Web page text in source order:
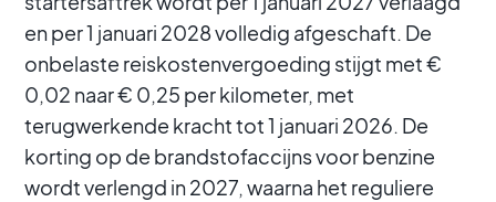
en per 1 januari 2028 volledig afgeschaft. De
onbelaste reiskostenvergoeding stijgt met €
0,02 naar € 0,25 per kilometer, met
terugwerkende kracht tot 1 januari 2026. De
korting op de brandstofaccijns voor benzine
wordt verlengd in 2027, waarna het reguliere